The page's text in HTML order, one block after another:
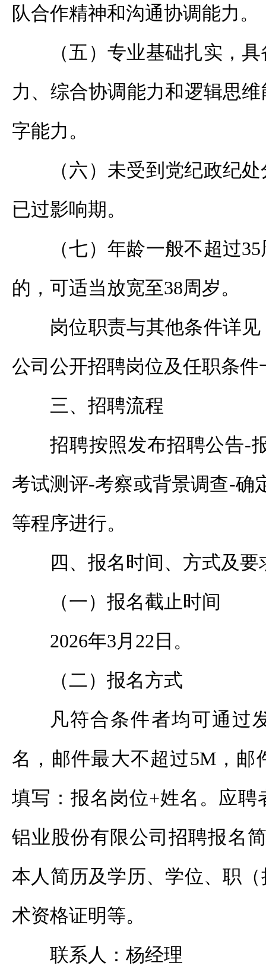
队合作精神和沟通协调能力。
（五）专业基础扎实，
力、综合协调能力和逻辑思
字能力。
（六）未受到党纪政纪
已过影响期。
（七）年龄一般不超过
的，可适当放宽至38周岁。
岗位职责与其他条件详
公司公开招聘岗位及任职条件
三、招聘流程
招聘按照发布招聘公告-
考试测评-考察或背景调查-确
等程序进行。
四、报名时间、方式及要
（一）报名截止时间
2026年3月22日。
（二）报名方式
凡符合条件者均可通过
名，邮件最大不超过5M，邮
填写：报名岗位+姓名。应聘
铝业股份有限公司招聘报名
本人简历及学历、学位、职
术资格证明等。
联系人：杨经理